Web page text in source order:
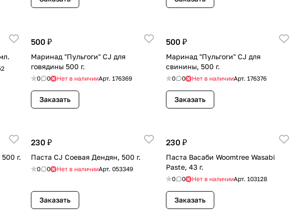
500 ₽
Маринад "Пульгоги" CJ для
говядины 500 г.
0 0 Нет в наличииАрт. 176369
Заказать
500 ₽
Маринад "Пульгоги" CJ для
свинины, 500 г.
0 0 Нет в наличииАрт. 176376
Заказать
г.
230 ₽
Паста CJ Соевая Дендян, 500 г.
0 0 Нет в наличииАрт. 053349
Заказать
230 ₽
Паста Васаби Woomtree Wasabi
Paste, 43 г.
0 0 Нет в наличииАрт. 103128
Заказать